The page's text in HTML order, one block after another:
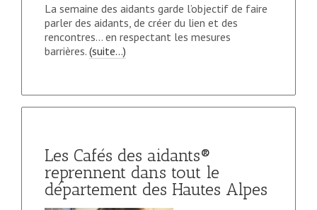
La semaine des aidants garde l’objectif de faire
parler des aidants, de créer du lien et des
rencontres… en respectant les mesures
barrières. (suite…)
Les Cafés des aidants®
reprennent dans tout le
département des Hautes Alpes